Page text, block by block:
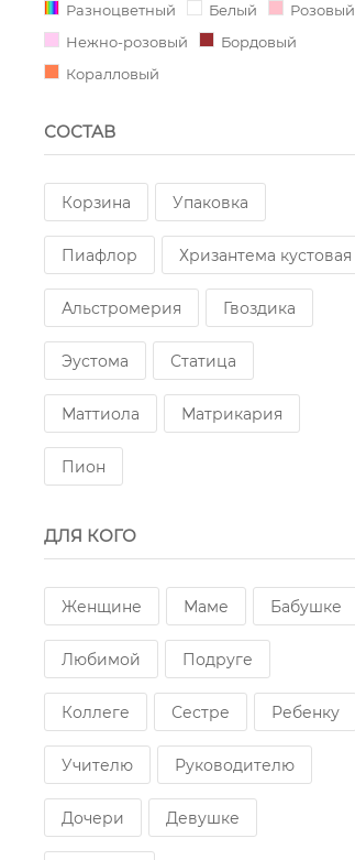
Разноцветный Белый
Розовый
Нежно-розовый
Бордовый
Коралловый
СОСТАВ
Корзина Упаковка
Пиафлор Хризантема кустовая
Альстромерия Гвоздика
Эустома Статица
Маттиола Матрикария
Пион
ДЛЯ КОГО
Женщине Маме Бабушке
Любимой Подруге
Коллеге Сестре Ребенку
Учителю Руководителю
Дочери Девушке